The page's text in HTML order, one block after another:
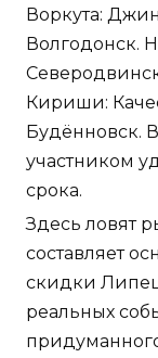
Воркута:
Волгодонск.
Кириши:
Будённовск.
участником
срока.
Здесь ловят
составляет
скидки
реальных